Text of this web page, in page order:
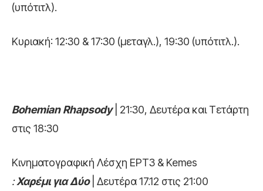
(υπότιτλ).
Κυριακή: 12:30 & 17:30 (μεταγλ.), 19:30 (υπότιτλ.).
Bohemian Rhapsody| 21:30, Δευτέρα και Τετάρτη
στις 18:30
Κινηματογραφική Λέσχη ΕΡΤ3 & Kemes
:Χαρέμι για Δύο| Δευτέρα 17.12 στις 21:00